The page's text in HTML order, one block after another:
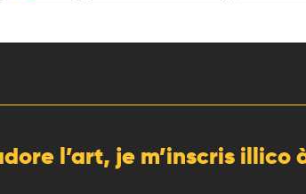
l’art, je m’inscris illico